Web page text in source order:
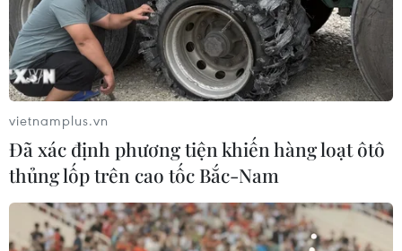
Lào và Trung Quốc thúc đẩy việc xây dựng
hành lang kinh tế
vietnamplus.vn
Đã xác định phương tiện khiến hàng loạt ôtô
thủng lốp trên cao tốc Bắc-Nam